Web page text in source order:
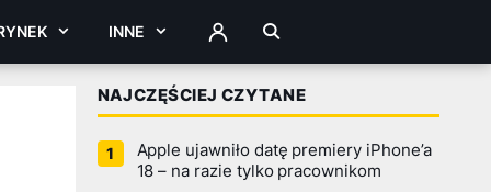
INNE ZALOGUJ
NAJCZĘŚCIEJ CZYTANE
Apple ujawniło datę premiery iPhone’a
18 – na razie tylko pracownikom